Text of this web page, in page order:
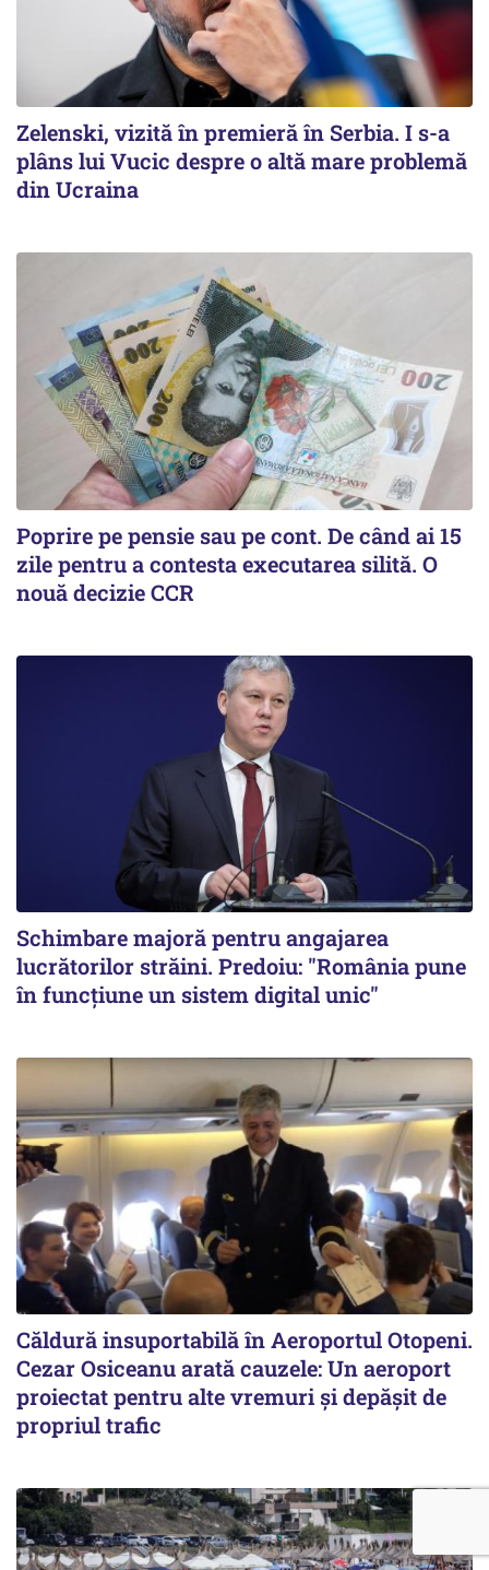
Zelenski, vizită în premieră în Serbia. I s-a
plâns lui Vucic despre o altă mare problemă
din Ucraina
Poprire pe pensie sau pe cont. De când ai 15
zile pentru a contesta executarea silită. O
nouă decizie CCR
Schimbare majoră pentru angajarea
lucrătorilor străini. Predoiu: "România pune
în funcțiune un sistem digital unic"
Căldură insuportabilă în Aeroportul Otopeni.
Cezar Osiceanu arată cauzele: Un aeroport
proiectat pentru alte vremuri și depășit de
propriul trafic